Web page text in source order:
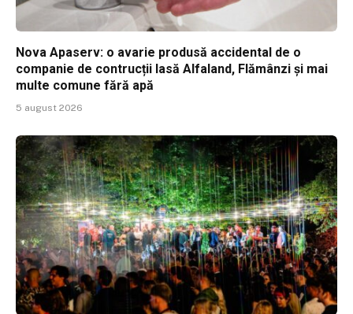
Nova Apaserv: o avarie produsă accidental de o
companie de contrucții lasă Alfaland, Flămânzi și mai
multe comune fără apă
5 august 2026